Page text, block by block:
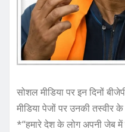
सोशल मीडिया पर इन दिनों
मीडिया पेजों पर उनकी तस्वीर
*“हमारे देश के लोग अपनी जेब में